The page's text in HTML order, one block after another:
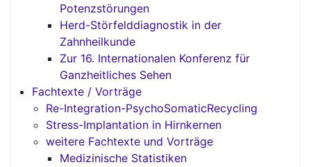
Potenzstörungen
Herd-Störfelddiagnostik in der
Zahnheilkunde
Zur 16. Internationalen Konferenz für
Ganzheitliches Sehen
Fachtexte / Vorträge
Re-Integration-PsychoSomaticRecycling
Stress-Implantation in Hirnkernen
weitere Fachtexte und Vorträge
Medizinische Statistiken